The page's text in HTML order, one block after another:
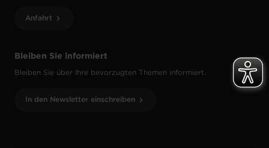
Bleiben Sie informiert
Bleiben Sie über Ihre bevorzugten Themen informiert.
In den Newsletter einschreiben
Anfahrt